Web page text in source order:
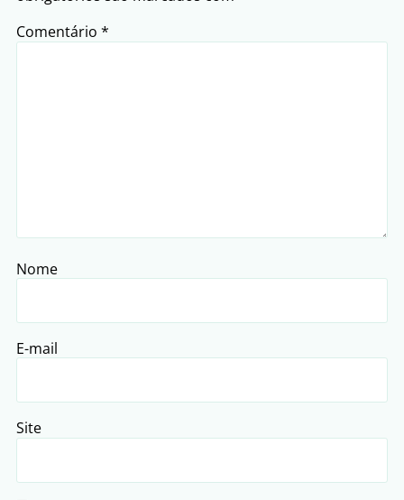
Comentário *
Nome
E-mail
Site